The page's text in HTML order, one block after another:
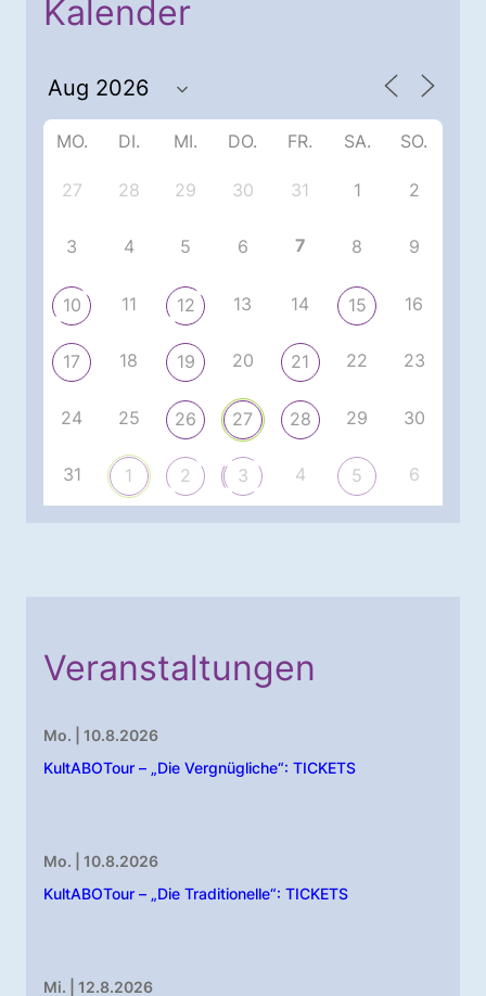
Kalender
MO. DI. MI. DO. FR. SA. SO.
27 28 29 30 31 1 2
3 4 5 6 7 8 9
10 11 12 13 14 15 16
17 18 19 20 21 22 23
24 25 26 27 28 29 30
31 1 2 3 4 5 6
Veranstaltungen
Mo. | 10.8.2026
KultABOTour – „Die Vergnügliche“: TICKETS
Mo. | 10.8.2026
KultABOTour – „Die Traditionelle“: TICKETS
Mi. | 12.8.2026